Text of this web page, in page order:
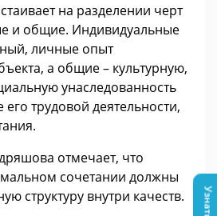
на разделении черт
и общие. Индивидуальные
личные опыт
а общие – культурную,
унаследованность
трудовой деятельности,
отмечает, что
сочетании должны
структуру внутри качеств.